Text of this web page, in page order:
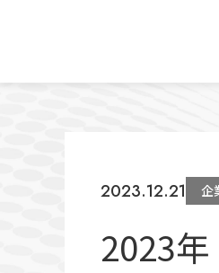
2023.12.21 企
2023